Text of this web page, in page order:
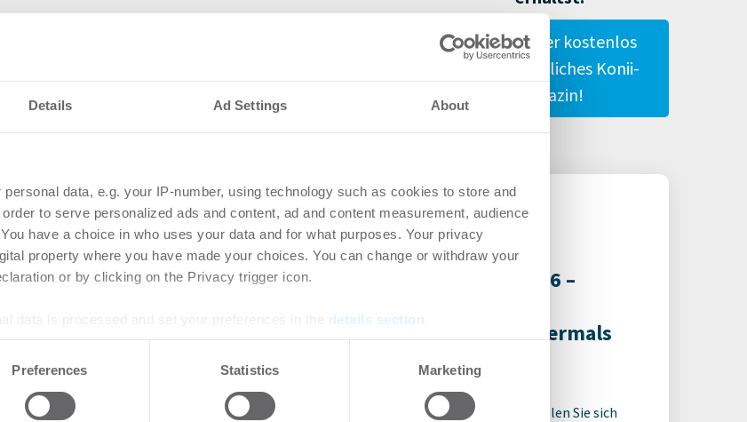
Details Ad Settings About
personal data, e.g. your IP-number, using technology such as cookies to store and
to serve personalized ads and content, ad and content measurement, audience
have a choice in who uses your data and for what purposes. Your privacy
property where you have made your choices. You can change or withdraw your
or by clicking on the Privacy trigger icon.
details section
and ads, to provide social media features and to analyse our traffic. We also share
to them or that they’ve collected from your use of their services.
Preferences Statistics Marketing
Gestalte hier kostenlos
Dein persönliches Konii-
Magazin!
immer
den ...
Ingeborg-Warschke-Nachwuchspreis 2026 –
Bundesbauministerin Verena Hubertz abermals
Schirmherrin
08.07.2026
Login für den ganzen Artikel Wenn noch nicht registriert, erstellen Sie sich